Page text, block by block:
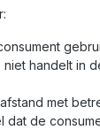
handelt
met
de